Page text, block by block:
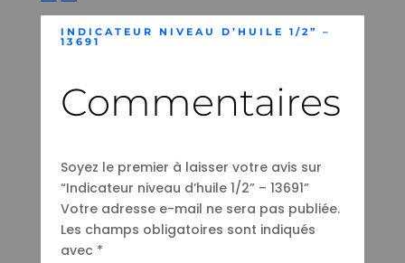
INDICATEUR NIVEAU D’HUILE 1/2” –
13691
Commentaires
Soyez le premier à laisser votre avis sur
“Indicateur niveau d’huile 1/2” – 13691”
Votre adresse e-mail ne sera pas publiée.
Les champs obligatoires sont indiqués
avec *